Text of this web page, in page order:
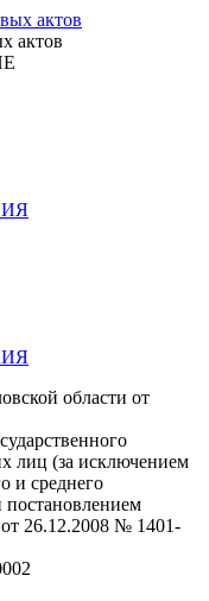
актов
области от
лиц (за исключением
и среднего
от 26.12.2008 № 1401-